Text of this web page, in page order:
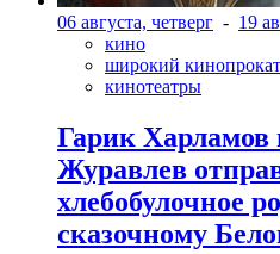
06 августа, четверг - 19
кино
широкий кинопрокат
кинотеатры
Гарик
Журавлев
хлебобулочное
сказочному